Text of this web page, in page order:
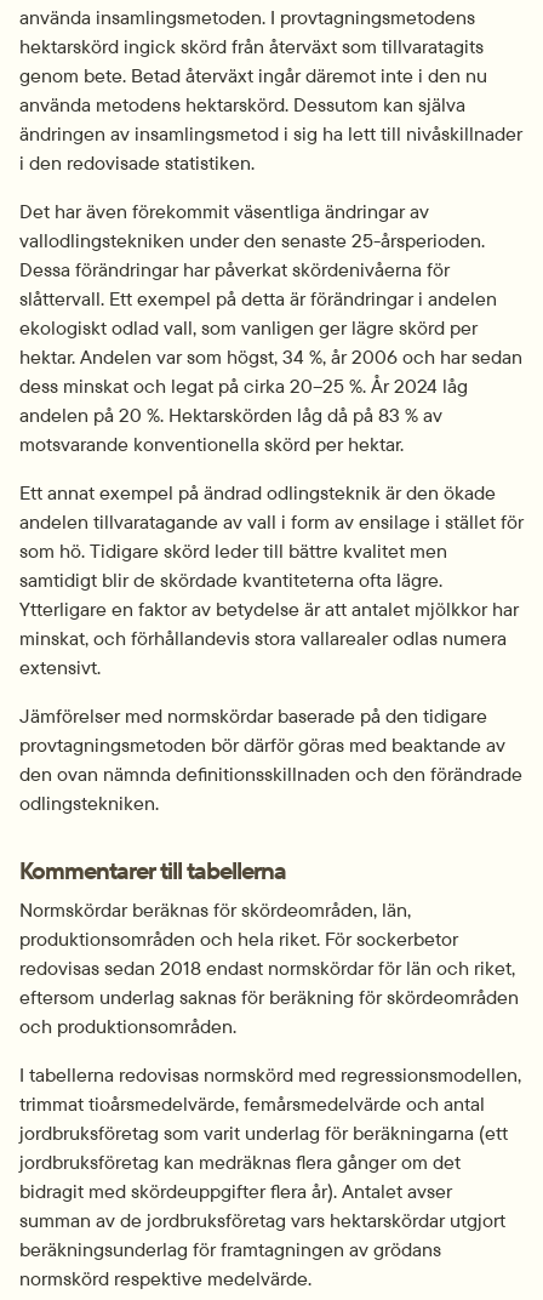
använda insamlingsmetoden. I provtagningsmetodens
hektarskörd ingick skörd från återväxt som tillvaratagits
genom bete. Betad återväxt ingår däremot inte i den nu
använda metodens hektarskörd. Dessutom kan själva
ändringen av insamlingsmetod i sig ha lett till nivåskillnader
i den redovisade statistiken.
Det har även förekommit väsentliga ändringar av
vallodlingstekniken under den senaste 25-årsperioden.
Dessa förändringar har påverkat skördenivåerna för
slåttervall. Ett exempel på detta är förändringar i andelen
ekologiskt odlad vall, som vanligen ger lägre skörd per
hektar. Andelen var som högst, 34 %, år 2006 och har sedan
dess minskat och legat på cirka 20–25 %. År 2024 låg
andelen på 20 %. Hektarskörden låg då på 83 % av
motsvarande konventionella skörd per hektar.
Ett annat exempel på ändrad odlingsteknik är den ökade
andelen tillvaratagande av vall i form av ensilage i stället för
som hö. Tidigare skörd leder till bättre kvalitet men
samtidigt blir de skördade kvantiteterna ofta lägre.
Ytterligare en faktor av betydelse är att antalet mjölkkor har
minskat, och förhållandevis stora vallarealer odlas numera
extensivt.
Jämförelser med normskördar baserade på den tidigare
provtagningsmetoden bör därför göras med beaktande av
den ovan nämnda definitionsskillnaden och den förändrade
odlingstekniken.
Kommentarer till tabellerna
Normskördar beräknas för skördeområden, län,
produktionsområden och hela riket. För sockerbetor
redovisas sedan 2018 endast normskördar för län och riket,
eftersom underlag saknas för beräkning för skördeområden
och produktionsområden.
I tabellerna redovisas normskörd med regressionsmodellen,
trimmat tioårsmedelvärde, femårsmedelvärde och antal
jordbruksföretag som varit underlag för beräkningarna (ett
jordbruksföretag kan medräknas flera gånger om det
bidragit med skördeuppgifter flera år). Antalet avser
summan av de jordbruksföretag vars hektarskördar utgjort
beräkningsunderlag för framtagningen av grödans
normskörd respektive medelvärde.